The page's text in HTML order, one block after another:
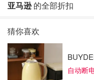
亚马逊的全部折扣
猜你喜欢
自动断